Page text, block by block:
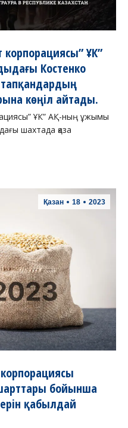
корпорациясы” ҰК”
Костенко
көңіл айтады.
ҰК” АҚ-ның ұжымы
шахтада қаза
Қазан 18 2023
бойынша
қабылдай